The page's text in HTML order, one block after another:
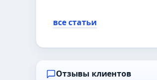
все статьи
Отзывы клиентов